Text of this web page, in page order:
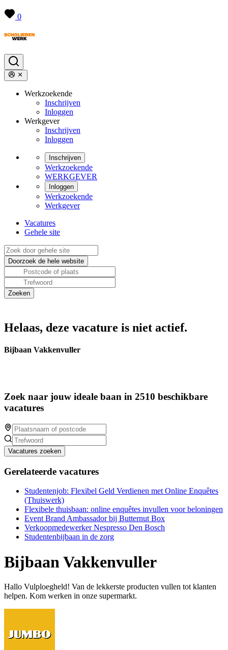
0
Werkzoekende
Inschrijven
Inloggen
Werkgever
Inschrijven
Inloggen
Inschrijven
Werkzoekende
WERKGEVER
Inloggen
Werkzoekende
Werkgever
Vacatures
Gehele site
Helaas, deze vacature is niet actief.
Bijbaan Vakkenvuller
Zoek naar jouw ideale baan in 2510 beschikbare
vacatures
Vacatures zoeken
Gerelateerde vacatures
Studentenjob: Flexibel Geld Verdienen met Online Enquêtes
(Thuiswerk)
Flexibele thuisbaan: online enquêtes invullen voor beloningen
Event Brand Ambassador bij Butternut Box
Verkoopmedewerker Nespresso Den Bosch
Studentenbijbaan in de zorg
Bijbaan Vakkenvuller
Hallo Vulploegheld! Van de lekkerste producten vullen tot klanten
helpen. Kom werken in onze supermarkt.